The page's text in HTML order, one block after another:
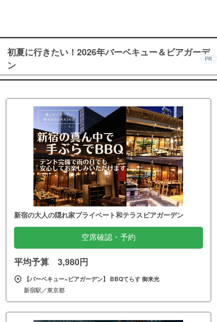
初夏に行きたい！2026年バーベキュー＆ビアガーデ
ン
PR
新宿の大人の隠れ家プライベート和テラスビアガーデン
空席確認・予約
平均予算 3,980円
【バーベキュー×ビアガーデン】 BBQてらす 御来光
新宿駅／東京都